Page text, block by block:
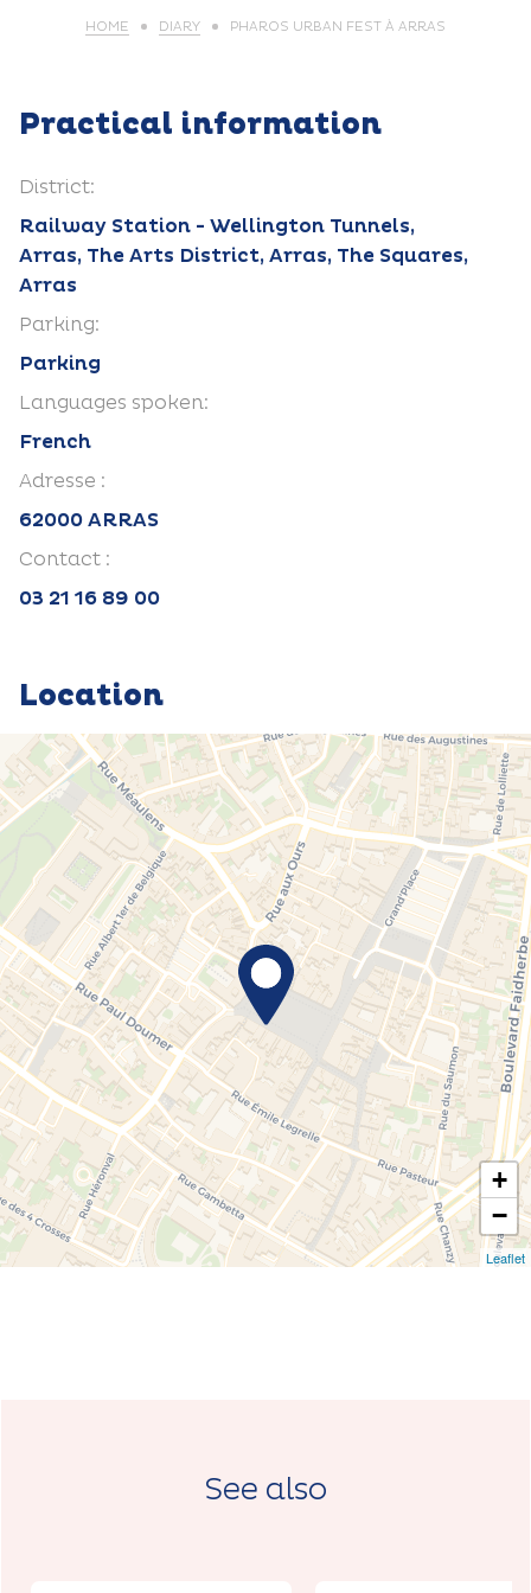
HOME DIARY PHAROS URBAN FEST À ARRAS
Practical information
District:
Railway Station - Wellington Tunnels,
Arras, The Arts District, Arras, The Squares,
Arras
Parking:
Parking
Languages spoken:
French
Adresse :
62000 ARRAS
Contact :
03 21 16 89 00
Location
+
−
Leaflet
See also